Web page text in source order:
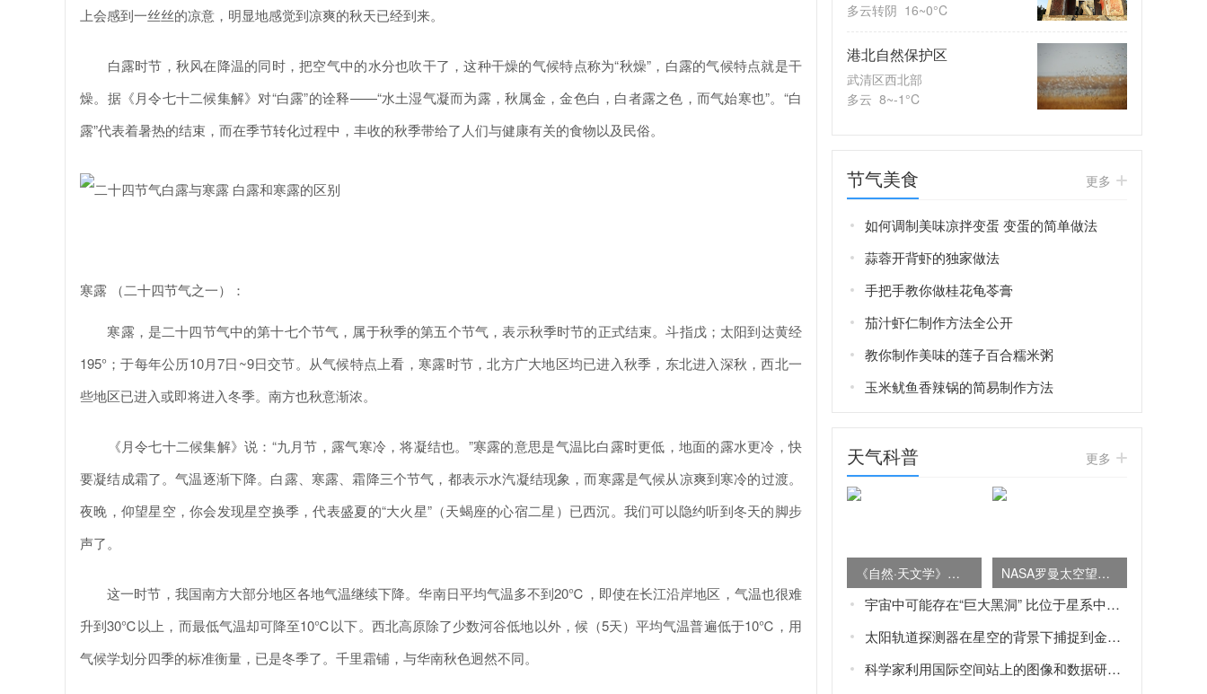
上会感到一丝丝的凉意，明显地感觉到凉爽的秋天已经到来。
白露时节，秋风在降温的同时，把空气中的水分也吹干了，这种干燥的气候特点称为“秋燥”，白露的气候特点就是干
燥。据《月令七十二候集解》对“白露”的诠释——“水土湿气凝而为露，秋属金，金色白，白者露之色，而气始寒也”。“白
露”代表着暑热的结束，而在季节转化过程中，丰收的秋季带给了人们与健康有关的食物以及民俗。
寒露 （二十四节气之一）：
寒露，是二十四节气中的第十七个节气，属于秋季的第五个节气，表示秋季时节的正式结束。斗指戊；太阳到达黄经
195°；于每年公历10月7日~9日交节。从气候特点上看，寒露时节，北方广大地区均已进入秋季，东北进入深秋，西北一
些地区已进入或即将进入冬季。南方也秋意渐浓。
《月令七十二候集解》说：“九月节，露气寒冷，将凝结也。”寒露的意思是气温比白露时更低，地面的露水更冷，快
要凝结成霜了。气温逐渐下降。白露、寒露、霜降三个节气，都表示水汽凝结现象，而寒露是气候从凉爽到寒冷的过渡。
夜晚，仰望星空，你会发现星空换季，代表盛夏的“大火星”（天蝎座的心宿二星）已西沉。我们可以隐约听到冬天的脚步
声了。
这一时节，我国南方大部分地区各地气温继续下降。华南日平均气温多不到20℃，即使在长江沿岸地区，气温也很难
升到30℃以上，而最低气温却可降至10℃以下。西北高原除了少数河谷低地以外，候（5天）平均气温普遍低于10℃，用
气候学划分四季的标准衡量，已是冬季了。千里霜铺，与华南秋色迥然不同。
多云转阴 16~0°C
港北自然保护区
武清区西北部
多云 8~-1°C
节气美食 更多
如何调制美味凉拌变蛋 变蛋的简单做法
蒜蓉开背虾的独家做法
手把手教你做桂花龟苓膏
茄汁虾仁制作方法全公开
教你制作美味的莲子百合糯米粥
玉米鱿鱼香辣锅的简易制作方法
天气科普 更多
《自然·天文学》杂志：地球大部分氮或源于内太阳系原行星尘埃盘 NASA罗曼太空望远镜的太空覆盖面积是哈勃望远镜的100倍
宇宙中可能存在“巨大黑洞” 比位于星系中央的“超大质量黑洞”还要大
太阳轨道探测器在星空的背景下捕捉到金星、地球和火星的画面
科学家利用国际空间站上的图像和数据研究“蓝色喷流”Blue jets和“怪异闪电”elves